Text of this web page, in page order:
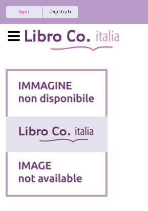
registrati
login